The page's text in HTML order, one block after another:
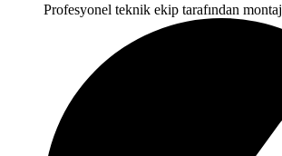
Profesyonel teknik ekip tarafından montaj